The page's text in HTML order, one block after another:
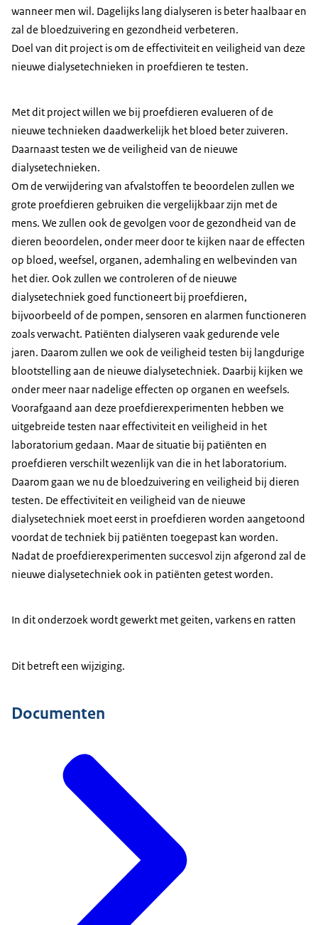
wanneer men wil. Dagelijks lang dialyseren is beter haalbaar en
zal de bloedzuivering en gezondheid verbeteren.
Doel van dit project is om de effectiviteit en veiligheid van deze
nieuwe dialysetechnieken in proefdieren te testen.
Met dit project willen we bij proefdieren evalueren of de
nieuwe technieken daadwerkelijk het bloed beter zuiveren.
Daarnaast testen we de veiligheid van de nieuwe
dialysetechnieken.
Om de verwijdering van afvalstoffen te beoordelen zullen we
grote proefdieren gebruiken die vergelijkbaar zijn met de
mens. We zullen ook de gevolgen voor de gezondheid van de
dieren beoordelen, onder meer door te kijken naar de effecten
op bloed, weefsel, organen, ademhaling en welbevinden van
het dier. Ook zullen we controleren of de nieuwe
dialysetechniek goed functioneert bij proefdieren,
bijvoorbeeld of de pompen, sensoren en alarmen functioneren
zoals verwacht. Patiënten dialyseren vaak gedurende vele
jaren. Daarom zullen we ook de veiligheid testen bij langdurige
blootstelling aan de nieuwe dialysetechniek. Daarbij kijken we
onder meer naar nadelige effecten op organen en weefsels.
Voorafgaand aan deze proefdierexperimenten hebben we
uitgebreide testen naar effectiviteit en veiligheid in het
laboratorium gedaan. Maar de situatie bij patiënten en
proefdieren verschilt wezenlijk van die in het laboratorium.
Daarom gaan we nu de bloedzuivering en veiligheid bij dieren
testen. De effectiviteit en veiligheid van de nieuwe
dialysetechniek moet eerst in proefdieren worden aangetoond
voordat de techniek bij patiënten toegepast kan worden.
Nadat de proefdierexperimenten succesvol zijn afgerond zal de
nieuwe dialysetechniek ook in patiënten getest worden.
In dit onderzoek wordt gewerkt met geiten, varkens en ratten
Dit betreft een wijziging.
Documenten